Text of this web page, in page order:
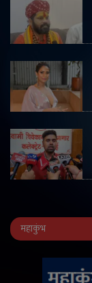
महाकुंभ